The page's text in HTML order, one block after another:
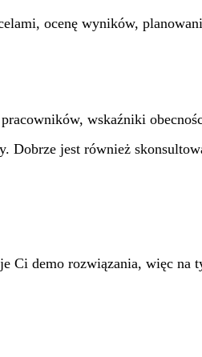
ocenę wyników,
wskaźniki
jest również
Ci demo rozwiązania, więc na